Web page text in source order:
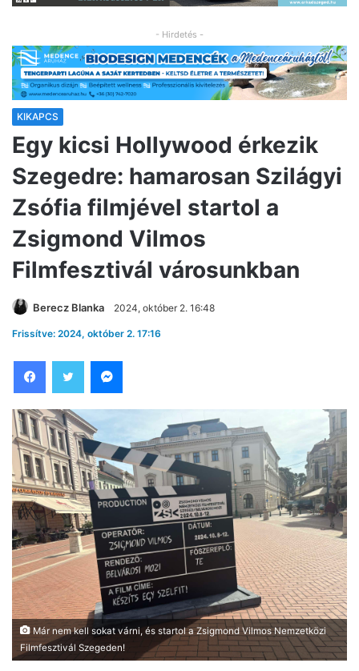
- Hirdetés -
KIKAPCS
Egy kicsi Hollywood érkezik
Szegedre: hamarosan Szilágyi
Zsófia filmjével startol a
Zsigmond Vilmos
Filmfesztivál városunkban
Berecz Blanka 2024, október 2. 16:48
Frissítve: 2024, október 2. 17:16
Már nem kell sokat várni, és startol a Zsigmond Vilmos Nemzetközi
Filmfesztivál Szegeden!